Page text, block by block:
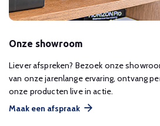
Onze showroom
Liever afspreken? Bezoek onze
van onze jarenlange ervaring, ontvang
onze producten live in actie.
Maak een afspraak